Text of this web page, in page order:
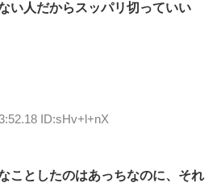
い人だからスッパリ切っていい
ID:sHv+l+nX
ことしたのはあっちなのに、それ